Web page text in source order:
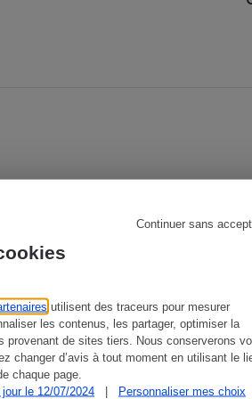
utilisent des traceurs pour mesurer
les contenus, les partager, optimiser la
provenant de sites tiers. Nous conserverons
changer d’avis à tout moment en utilisant le
chaque page.
le 12/07/2024
| Personnaliser mes choix
Continuer sans